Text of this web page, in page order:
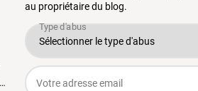
au propriétaire du blog.